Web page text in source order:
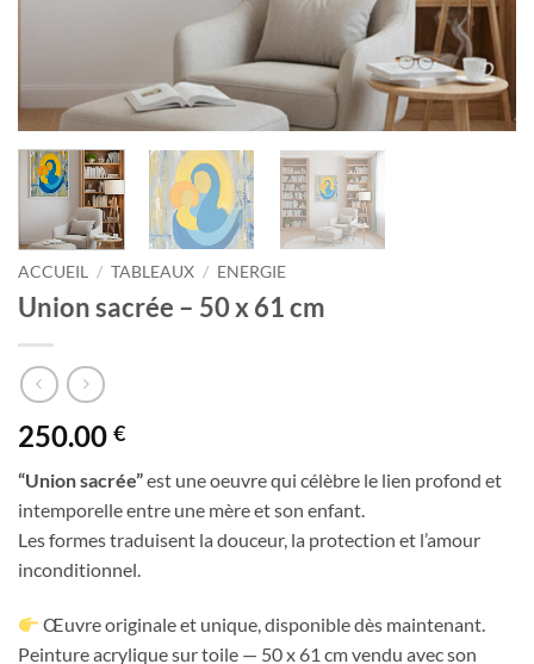
ACCUEIL / TABLEAUX / ENERGIE
Union sacrée – 50 x 61 cm
250.00 €
“Union sacrée”est une oeuvre qui célèbre le lien profond et
intemporelle entre une mère et son enfant.
Les formes traduisent la douceur, la protection et l’amour
inconditionnel.
Œuvre originale et unique, disponible dès maintenant.
Peinture acrylique sur toile — 50 x 61 cm vendu avec son